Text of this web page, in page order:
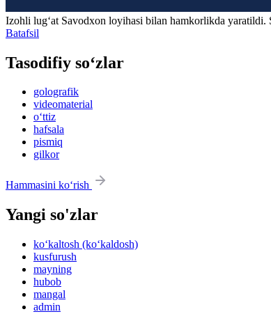
Izohli lugʻat Savodxon loyihasi bilan hamkorlikda yaratildi.
Batafsil
Tasodifiy so‘zlar
golografik
videomaterial
o‘ttiz
hafsala
pismiq
gilkor
Hammasini ko‘rish
Yangi so'zlar
ko‘kaltosh (ko‘kaldosh)
kusfurush
mayning
hubob
mangal
admin